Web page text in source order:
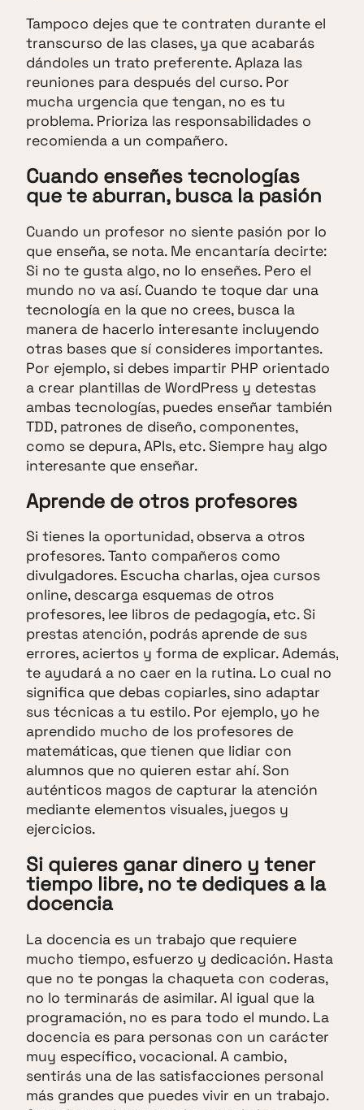
Tampoco dejes que te contraten durante el
transcurso de las clases, ya que acabarás
dándoles un trato preferente. Aplaza las
reuniones para después del curso. Por
mucha urgencia que tengan, no es tu
problema. Prioriza las responsabilidades o
recomienda a un compañero.
Cuando enseñes tecnologías
que te aburran, busca la pasión
Cuando un profesor no siente pasión por lo
que enseña, se nota. Me encantaría decirte:
Si no te gusta algo, no lo enseñes. Pero el
mundo no va así. Cuando te toque dar una
tecnología en la que no crees, busca la
manera de hacerlo interesante incluyendo
otras bases que sí consideres importantes.
Por ejemplo, si debes impartir PHP orientado
a crear plantillas de WordPress y detestas
ambas tecnologías, puedes enseñar también
TDD, patrones de diseño, componentes,
como se depura, APIs, etc. Siempre hay algo
interesante que enseñar.
Aprende de otros profesores
Si tienes la oportunidad, observa a otros
profesores. Tanto compañeros como
divulgadores. Escucha charlas, ojea cursos
online, descarga esquemas de otros
profesores, lee libros de pedagogía, etc. Si
prestas atención, podrás aprende de sus
errores, aciertos y forma de explicar. Además,
te ayudará a no caer en la rutina. Lo cual no
significa que debas copiarles, sino adaptar
sus técnicas a tu estilo. Por ejemplo, yo he
aprendido mucho de los profesores de
matemáticas, que tienen que lidiar con
alumnos que no quieren estar ahí. Son
auténticos magos de capturar la atención
mediante elementos visuales, juegos y
ejercicios.
Si quieres ganar dinero y tener
tiempo libre, no te dediques a la
docencia
La docencia es un trabajo que requiere
mucho tiempo, esfuerzo y dedicación. Hasta
que no te pongas la chaqueta con coderas,
no lo terminarás de asimilar. Al igual que la
programación, no es para todo el mundo. La
docencia es para personas con un carácter
muy específico, vocacional. A cambio,
sentirás una de las satisfacciones personal
más grandes que puedes vivir en un trabajo.